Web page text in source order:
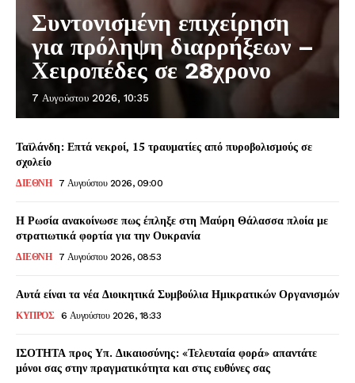
Συντονισμένη επιχείρηση
για πρόληψη διαρρήξεων –
Χειροπέδες σε 28χρονο
7 Αυγούστου 2026, 10:35
Ταϊλάνδη: Επτά νεκροί, 15 τραυματίες από πυροβολισμούς σε
σχολείο
ΔΙΕΘΝΗ 7 Αυγούστου 2026, 09:00
Η Ρωσία ανακοίνωσε πως έπληξε στη Μαύρη Θάλασσα πλοία με
στρατιωτικά φορτία για την Ουκρανία
ΔΙΕΘΝΗ 7 Αυγούστου 2026, 08:53
Αυτά είναι τα νέα Διοικητικά Συμβούλια Ημικρατικών Οργανισμών
ΚΥΠΡΟΣ 6 Αυγούστου 2026, 18:33
ΙΣΟΤΗΤΑ προς Υπ. Δικαιοσύνης: «Τελευταία φορά» απαντάτε
μόνοι σας στην πραγματικότητα και στις ευθύνες σας